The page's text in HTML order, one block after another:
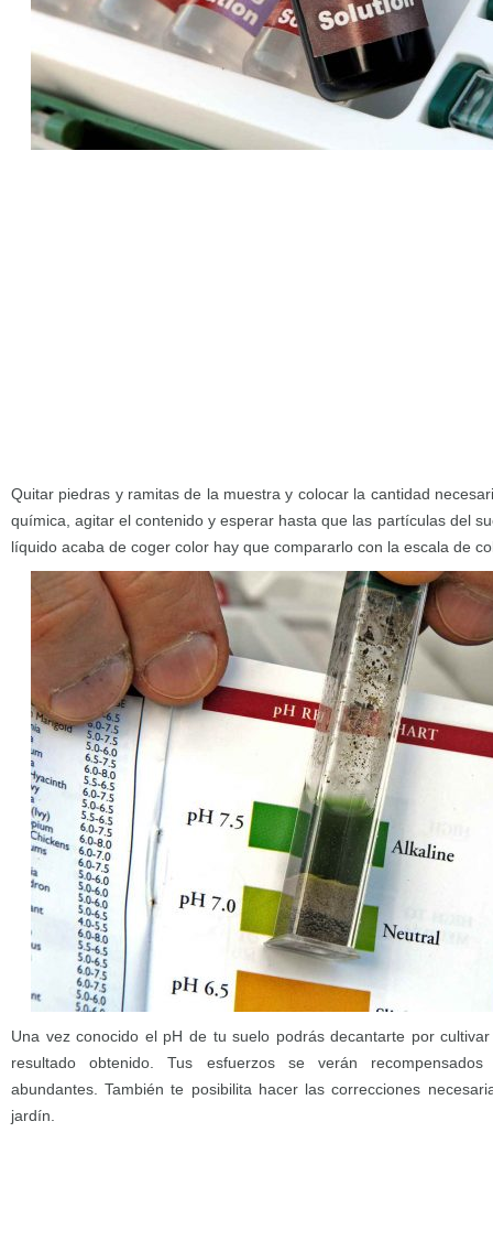
Quitar piedras y ramitas de la muestra y colocar la cantidad
química, agitar el contenido y esperar hasta que las partículas del
líquido acaba de coger color hay que compararlo con la escala de
Una vez conocido el pH de tu suelo podrás decantarte por
resultado obtenido. Tus esfuerzos se verán
abundantes. También te posibilita hacer las correcciones
jardín.